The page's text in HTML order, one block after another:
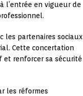
l’entrée en vigueur de
les partenaires sociaux
Cette concertation
et renforcer sa sécurité
les réformes